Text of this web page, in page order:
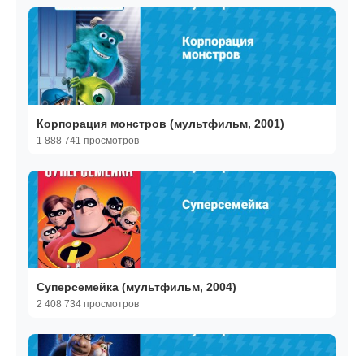
Корпорация монстров (мультфильм, 2001)
1 888 741 просмотров
Суперсемейка (мультфильм, 2004)
2 408 734 просмотров